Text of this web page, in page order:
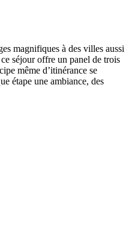
magnifiques à des villes aussi
séjour offre un panel de trois
même d’itinérance se
étape une ambiance, des